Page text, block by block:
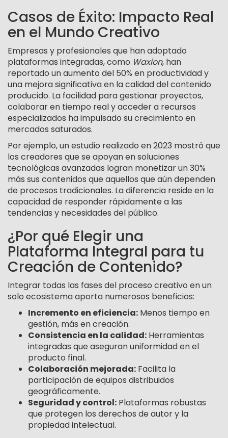
Casos de Éxito: Impacto Real
en el Mundo Creativo
Empresas y profesionales que han adoptado
plataformas integradas, como Waxion, han
reportado un aumento del 50% en productividad y
una mejora significativa en la calidad del contenido
producido. La facilidad para gestionar proyectos,
colaborar en tiempo real y acceder a recursos
especializados ha impulsado su crecimiento en
mercados saturados.
Por ejemplo, un estudio realizado en 2023 mostró que
los creadores que se apoyan en soluciones
tecnológicas avanzadas logran monetizar un 30%
más sus contenidos que aquellos que aún dependen
de procesos tradicionales. La diferencia reside en la
capacidad de responder rápidamente a las
tendencias y necesidades del público.
¿Por qué Elegir una
Plataforma Integral para tu
Creación de Contenido?
Integrar todas las fases del proceso creativo en un
solo ecosistema aporta numerosos beneficios:
Incremento en eficiencia: Menos tiempo en
gestión, más en creación.
Consistencia en la calidad: Herramientas
integradas que aseguran uniformidad en el
producto final.
Colaboración mejorada: Facilita la
participación de equipos distribuidos
geográficamente.
Seguridad y control: Plataformas robustas
que protegen los derechos de autor y la
propiedad intelectual.